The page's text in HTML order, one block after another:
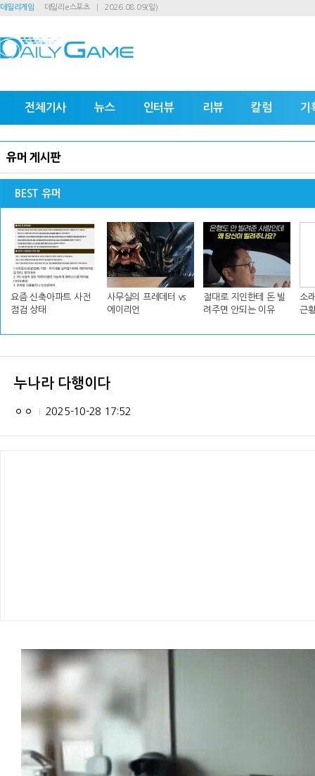
데일리게임 데일리e스포츠 2026.08.09(일)
전체기사 뉴스 인터뷰 리뷰 칼럼 기
유머 게시판
BEST 유머
요즘 신축아파트 사전
점검 상태
사무실의 프레데터 vs
에이리언
절대로 지인한테 돈 빌
려주면 안되는 이유
소
근
누나라 다행이다
ㅇㅇ 2025-10-28 17:52